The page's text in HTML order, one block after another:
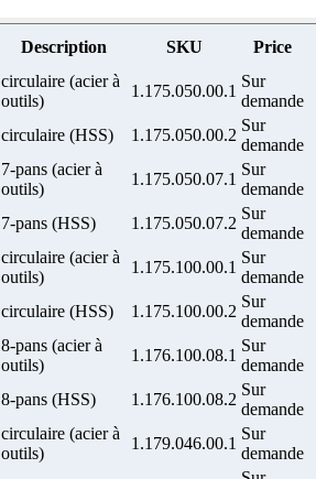
Description SKU Price
circulaire (acier à
outils)
1.175.050.00.1
Sur
demande
circulaire (HSS) 1.175.050.00.2
Sur
demande
7-pans (acier à
outils)
1.175.050.07.1
Sur
demande
7-pans (HSS) 1.175.050.07.2
Sur
demande
circulaire (acier à
outils)
1.175.100.00.1
Sur
demande
circulaire (HSS) 1.175.100.00.2
Sur
demande
8-pans (acier à
outils)
1.176.100.08.1
Sur
demande
8-pans (HSS) 1.176.100.08.2
Sur
demande
circulaire (acier à
outils)
1.179.046.00.1
Sur
demande